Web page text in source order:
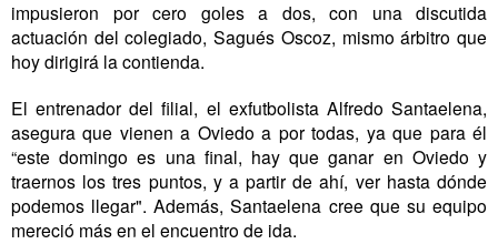
impusieron por cero goles a dos, con una discutida
actuación del colegiado, Sagués Oscoz, mismo árbitro que
hoy dirigirá la contienda.
El entrenador del filial, el exfutbolista Alfredo Santaelena,
asegura que vienen a Oviedo a por todas, ya que para él
“este domingo es una final, hay que ganar en Oviedo y
traernos los tres puntos, y a partir de ahí, ver hasta dónde
podemos llegar". Además, Santaelena cree que su equipo
mereció más en el encuentro de ida.